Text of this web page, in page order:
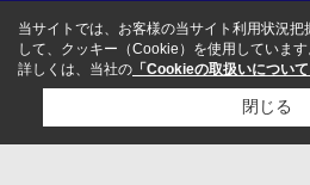
当サイトでは、お客様の当サイト利用状況把
して、クッキー（Cookie）を使用しています
詳しくは、当社の 「Cookieの取扱いについて
閉じる